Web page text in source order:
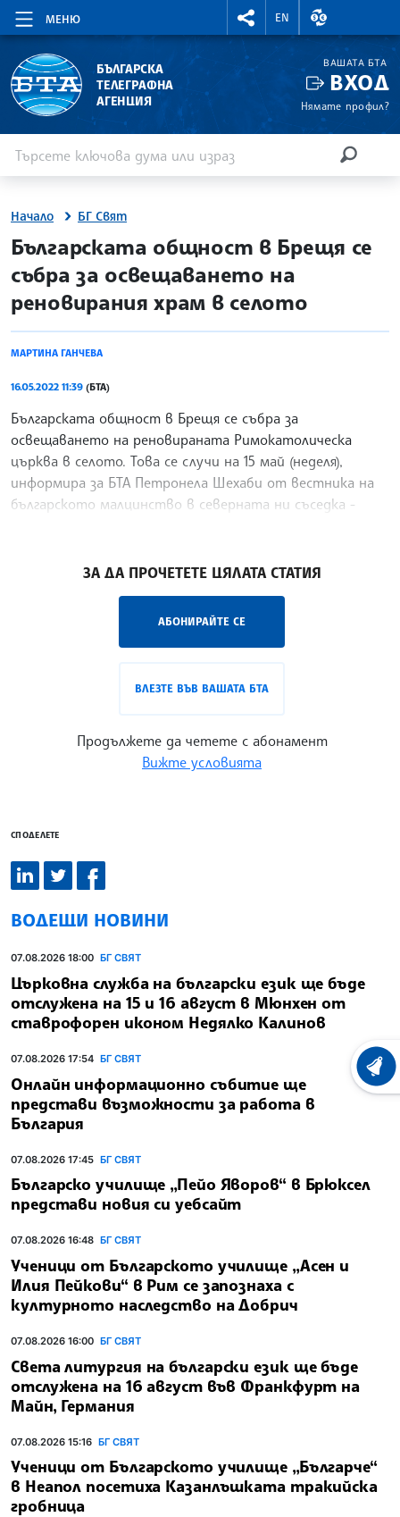
МЕНЮ
RIGHTMENU.SOCIAL
EN
ВАЛУТНИ
БЪЛГАРСКА
ТЕЛЕГРАФНА
АГЕНЦИЯ
ВАШАТА БТА
ВХОД
Нямате профил?
Начало БГ Свят
site.bta
Българската общност в Брещя се
събра за освещаването на
реновирания храм в селото
МАРТИНА ГАНЧЕВА
16.05.2022 11:39 (БТА)
Българската общност в Брещя се събра за
освещаването на реновираната Римокатолическа
църква в селото. Това се случи на 15 май (неделя),
информира за БТА Петронела Шехаби от вестника на
българското малцинство в северната ни съседка -
ЗА ДА ПРОЧЕТЕТЕ ЦЯЛАТА СТАТИЯ
АБОНИРАЙТЕ СЕ
ВЛЕЗТЕ ВЪВ ВАШАТА БТА
Продължете да четете с абонамент
Вижте условията
СПОДЕЛЕТЕ
ВОДЕЩИ НОВИНИ
07.08.2026 18:00 БГ СВЯТ
Църковна служба на български език ще бъде
отслужена на 15 и 16 август в Мюнхен от
ставрофорен иконом Недялко Калинов
07.08.2026 17:54 БГ СВЯТ
Онлайн информационно събитие ще
представи възможности за работа в
България
07.08.2026 17:45 БГ СВЯТ
Българско училище „Пейо Яворов“ в Брюксел
представи новия си уебсайт
07.08.2026 16:48 БГ СВЯТ
Ученици от Българското училище „Асен и
Илия Пейкови“ в Рим се запознаха с
културното наследство на Добрич
07.08.2026 16:00 БГ СВЯТ
Света литургия на български език ще бъде
отслужена на 16 август във Франкфурт на
Майн, Германия
07.08.2026 15:16 БГ СВЯТ
Ученици от Българското училище „Българче“
в Неапол посетиха Казанлъшката тракийска
гробница